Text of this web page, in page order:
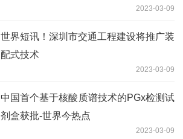
2023-03-09
世界短讯！深圳市交通工程建设将推广装
配式技术
2023-03-09
中国首个基于核酸质谱技术的PGx检测试
剂盒获批-世界今热点
2023-03-09